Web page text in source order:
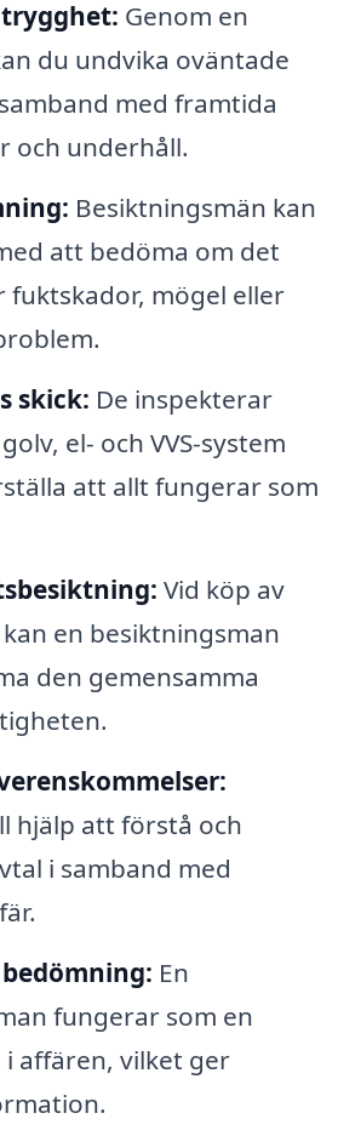
Genom en
du undvika oväntade
med framtida
och underhåll.
Besiktningsmän kan
att bedöma om det
fuktskador, mögel eller
skick: De inspekterar
el- och VVS-system
att allt fungerar som
Vid köp av
en besiktningsman
den gemensamma
hjälp att förstå och
i samband med
En
fungerar som en
affären, vilket ger